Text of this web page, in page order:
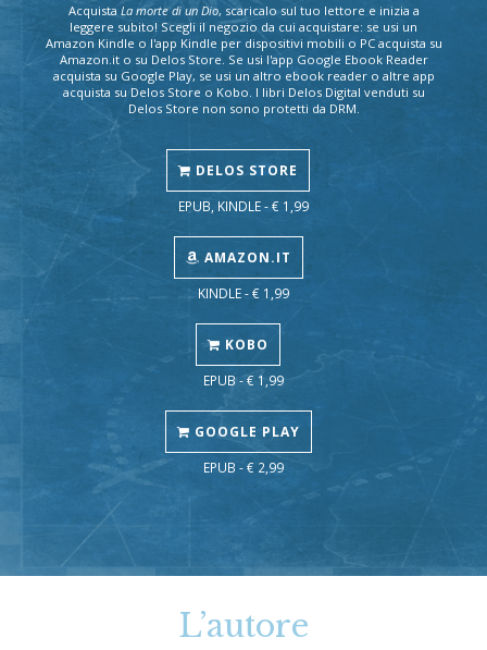
Acquista La morte di un Dio, scaricalo sul tuo lettore e inizia a
leggere subito! Scegli il negozio da cui acquistare: se usi un
Amazon Kindle o l'app Kindle per dispositivi mobili o PC acquista su
Amazon.it o su Delos Store. Se usi l'app Google Ebook Reader
acquista su Google Play, se usi un altro ebook reader o altre app
acquista su Delos Store o Kobo. I libri Delos Digital venduti su
Delos Store non sono protetti da DRM.
DELOS STORE
EPUB, KINDLE - € 1,99
AMAZON.IT
KINDLE - € 1,99
KOBO
EPUB - € 1,99
GOOGLE PLAY
EPUB - € 2,99
L’autore